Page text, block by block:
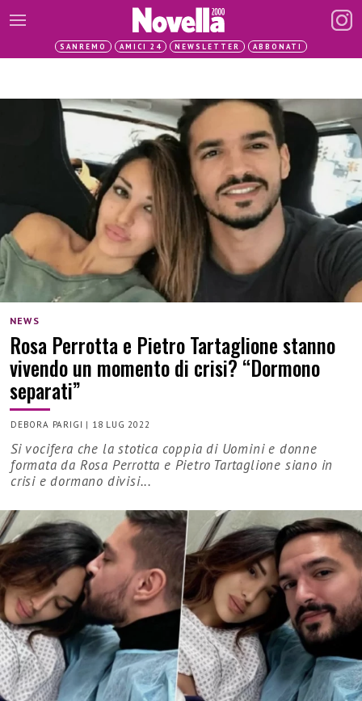
SANREMO AMICI 24 NEWSLETTER ABBONATI
NEWS
Rosa Perrotta e Pietro Tartaglione stanno
vivendo un momento di crisi? “Dormono
separati”
DEBORA PARIGI | 18 LUG 2022
Si vocifera che la stotica coppia di Uomini e donne
formata da Rosa Perrotta e Pietro Tartaglione siano in
crisi e dormano divisi...